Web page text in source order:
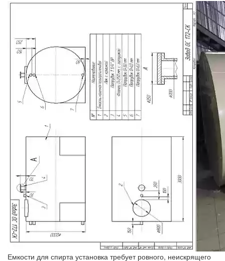
Емкости для спирта установка требует ровного, неискрящего